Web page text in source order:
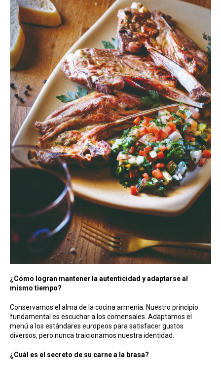
¿Cómo logran mantener la autenticidad y adaptarse al
mismo tiempo?
Conservamos el alma de la cocina armenia. Nuestro principio
fundamental es escuchar a los comensales. Adaptamos el
menú a los estándares europeos para satisfacer gustos
diversos, pero nunca traicionamos nuestra identidad.
¿Cuál es el secreto de su carne a la brasa?